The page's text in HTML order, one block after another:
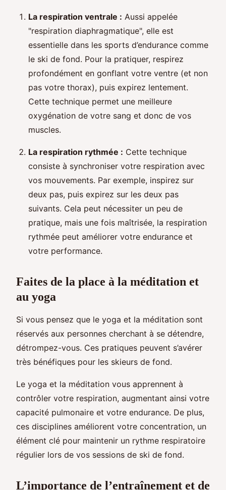
La respiration ventrale : Aussi appelée
"respiration diaphragmatique", elle est
essentielle dans les sports d’endurance comme
le ski de fond. Pour la pratiquer, respirez
profondément en gonflant votre ventre (et non
pas votre thorax), puis expirez lentement.
Cette technique permet une meilleure
oxygénation de votre sang et donc de vos
muscles.
La respiration rythmée : Cette technique
consiste à synchroniser votre respiration avec
vos mouvements. Par exemple, inspirez sur
deux pas, puis expirez sur les deux pas
suivants. Cela peut nécessiter un peu de
pratique, mais une fois maîtrisée, la respiration
rythmée peut améliorer votre endurance et
votre performance.
Faites de la place à la méditation et
au yoga
Si vous pensez que le yoga et la méditation sont
réservés aux personnes cherchant à se détendre,
détrompez-vous. Ces pratiques peuvent s’avérer
très bénéfiques pour les skieurs de fond.
Le yoga et la méditation vous apprennent à
contrôler votre respiration, augmentant ainsi votre
capacité pulmonaire et votre endurance. De plus,
ces disciplines améliorent votre concentration, un
élément clé pour maintenir un rythme respiratoire
régulier lors de vos sessions de ski de fond.
L’importance de l’entraînement et de